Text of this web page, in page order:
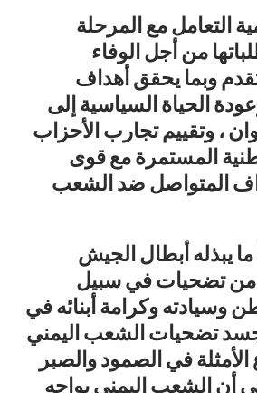
التعامل مع المرحلة
من أجل الوفاء
وبما يحقق أهداف
الحياة السياسية إلى
، وتقييم تجارب الأحزاب
المستمرة مع قوى
المتواصل ضد الشعب
ما يبذله أبطال الجيش
من تضحيات في سبيل
وسيادته وكرامة أبنائه في
تضحيات الشعب اليمني
في الصمود والصبر
أن الشعب اليمني يواجه